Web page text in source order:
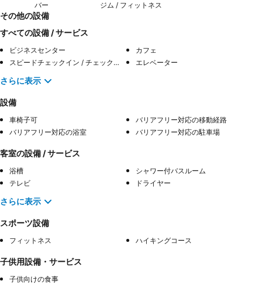
バー ジム / フィットネス
その他の設備
すべての設備 / サービス
ビジネスセンター
カフェ
スピードチェックイン / チェックアウト
エレベーター
さらに表示
設備
車椅子可
バリアフリー対応の移動経路
バリアフリー対応の浴室
バリアフリー対応の駐車場
客室の設備 / サービス
浴槽
シャワー付バスルーム
テレビ
ドライヤー
さらに表示
スポーツ設備
フィットネス ハイキングコース
子供用設備・サービス
子供向けの食事